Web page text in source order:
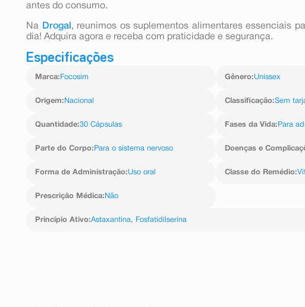
antes do consumo.
Na Drogal , reunimos os suplementos alimentares essenciais
dia! Adquira agora e receba com praticidade e segurança.
Especificações
Marca: Focosim Gênero:Unissex
Origem: Nacional Classificação:Sem
Quantidade:30 Cápsulas Fases da Vida: Para
Parte do Corpo: Para o sistema nervoso Doenças e
Forma de Administração:Uso oral Classe do Remédio:
Prescrição Médica: Não
Princípio Ativo:Astaxantina, Fosfatidilserina